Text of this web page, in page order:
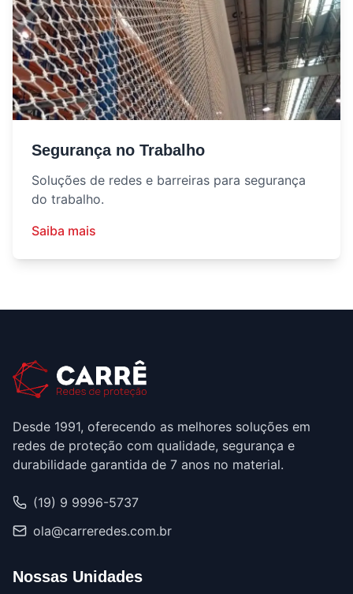
Segurança no Trabalho
Soluções de redes e barreiras para segurança
do trabalho.
Saiba mais
Desde 1991, oferecendo as melhores soluções em
redes de proteção com qualidade, segurança e
durabilidade garantida de 7 anos no material.
(19) 9 9996-5737
ola@carreredes.com.br
Nossas Unidades